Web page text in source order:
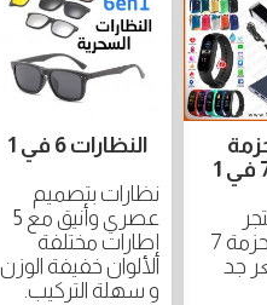
1ShopDZ حزمة 7
جد
النظارات 6 في 1
نظارات بتصميم
عصري وأنيق مع 5
إطارات مختلفة
الألوان خفيفة الوزن
و سهلة التركيب.